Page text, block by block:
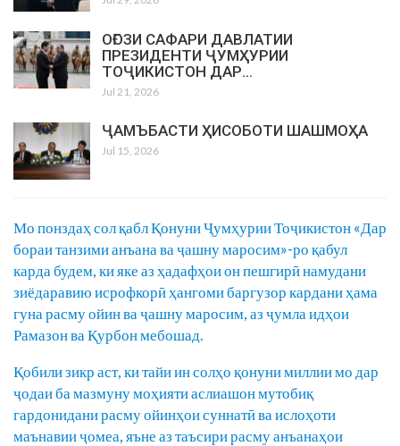
ОҒОЗИ САФАРИ ДАВЛАТИИ
ПРЕЗИДЕНТИ ҶУМҲУРИИ
ТОҶИКИСТОН ДАР…
Jul 21, 2026
ҶАМЪБАСТИ ҲИСОБОТИ ШАШМОҲА
Jul 15, 2026
Мо понздаҳ сол қабл Қонуни Ҷумҳурии Тоҷикистон «Дар
бораи танзими анъана ва ҷашну маросим»-ро қабул
карда будем, ки яке аз ҳадафҳои он пешгирӣ намудани
зиёдаравию исрофкорӣ ҳангоми баргузор кардани ҳама
гуна расму ойин ва ҷашну маросим, аз ҷумла идҳои
Рамазон ва Қурбон мебошад.
Қобили зикр аст, ки тайи ин солҳо қонуни миллии мо дар
ҷодаи ба мазмуну моҳияти аслиашон мутобиқ
гардонидани расму ойинҳои суннатӣ ва ислоҳоти
маънавии ҷомеа, яъне аз таъсири расму анъанаҳои